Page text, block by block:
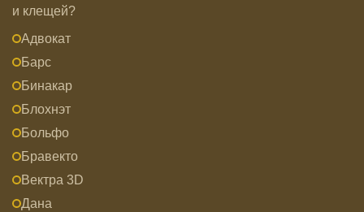
и клещей?
Адвокат
Барс
Бинакар
Блохнэт
Больфо
Бравекто
Вектра 3D
Дана